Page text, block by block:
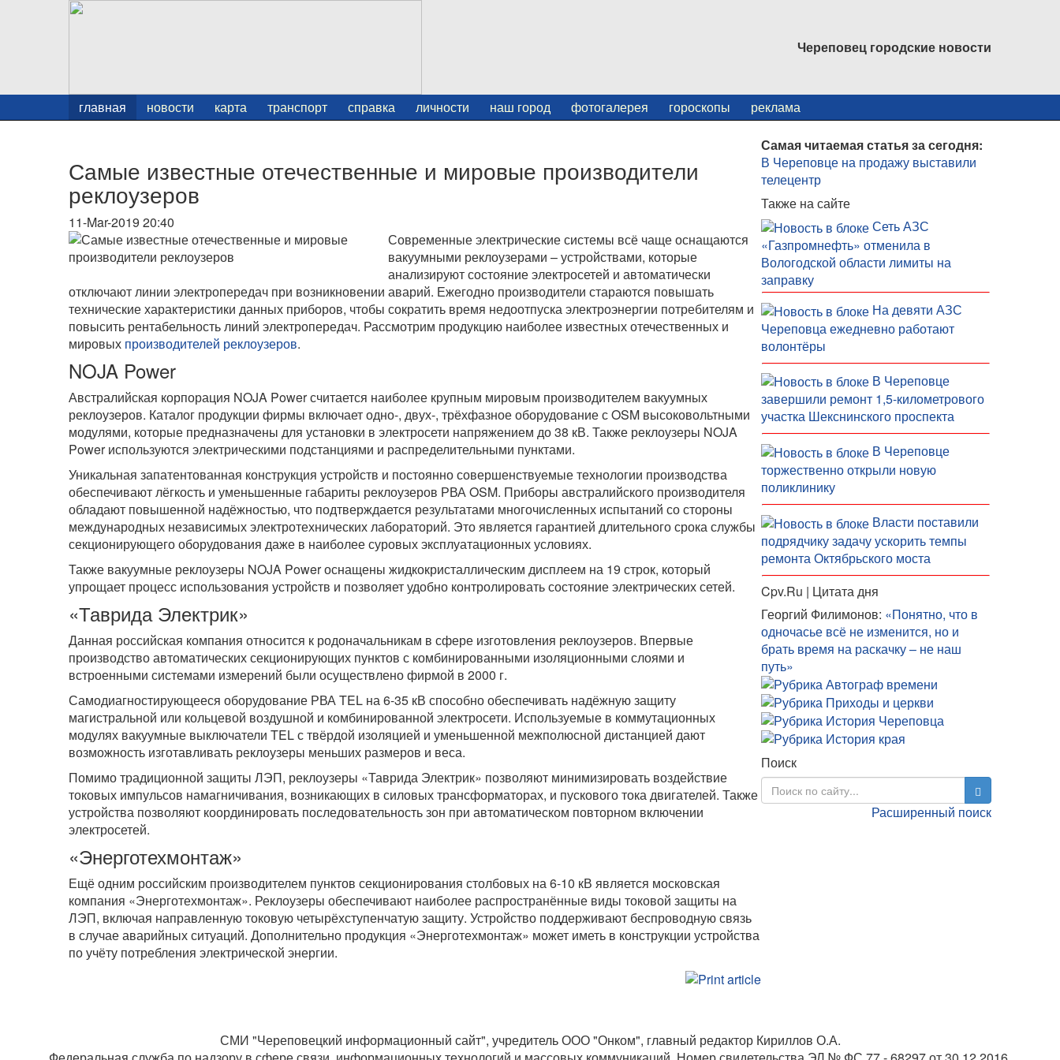
Череповец городские новости
главная новости карта транспорт справка личности наш город фотогалерея гороскопы реклама
Самые известные отечественные и мировые производители
реклоузеров
11-Mar-2019 20:40
Современные электрические системы всё чаще оснащаются
вакуумными реклоузерами – устройствами, которые
анализируют состояние электросетей и автоматически
отключают линии электропередач при возникновении аварий. Ежегодно производители стараются повышать
технические характеристики данных приборов, чтобы сократить время недоотпуска электроэнергии потребителям и
повысить рентабельность линий электропередач. Рассмотрим продукцию наиболее известных отечественных и
мировых производителей реклоузеров.
NOJA Power
Австралийская корпорация NOJA Power считается наиболее крупным мировым производителем вакуумных
реклоузеров. Каталог продукции фирмы включает одно-, двух-, трёхфазное оборудование с OSM высоковольтными
модулями, которые предназначены для установки в электросети напряжением до 38 кВ. Также реклоузеры NOJA
Power используются электрическими подстанциями и распределительными пунктами.
Уникальная запатентованная конструкция устройств и постоянно совершенствуемые технологии производства
обеспечивают лёгкость и уменьшенные габариты реклоузеров РВА OSM. Приборы австралийского производителя
обладают повышенной надёжностью, что подтверждается результатами многочисленных испытаний со стороны
международных независимых электротехнических лабораторий. Это является гарантией длительного срока службы
секционирующего оборудования даже в наиболее суровых эксплуатационных условиях.
Также вакуумные реклоузеры NOJA Power оснащены жидкокристаллическим дисплеем на 19 строк, который
упрощает процесс использования устройств и позволяет удобно контролировать состояние электрических сетей.
«Таврида Электрик»
Данная российская компания относится к родоначальникам в сфере изготовления реклоузеров. Впервые
производство автоматических секционирующих пунктов с комбинированными изоляционными слоями и
встроенными системами измерений были осуществлено фирмой в 2000 г.
Самодиагностирующееся оборудование РВА TEL на 6-35 кВ способно обеспечивать надёжную защиту
магистральной или кольцевой воздушной и комбинированной электросети. Используемые в коммутационных
модулях вакуумные выключатели TEL с твёрдой изоляцией и уменьшенной межполюсной дистанцией дают
возможность изготавливать реклоузеры меньших размеров и веса.
Помимо традиционной защиты ЛЭП, реклоузеры «Таврида Электрик» позволяют минимизировать воздействие
токовых импульсов намагничивания, возникающих в силовых трансформаторах, и пускового тока двигателей. Также
устройства позволяют координировать последовательность зон при автоматическом повторном включении
электросетей.
«Энерготехмонтаж»
Ещё одним российским производителем пунктов секционирования столбовых на 6-10 кВ является московская
компания «Энерготехмонтаж». Реклоузеры обеспечивают наиболее распространённые виды токовой защиты на
ЛЭП, включая направленную токовую четырёхступенчатую защиту. Устройство поддерживают беспроводную связь
в случае аварийных ситуаций. Дополнительно продукция «Энерготехмонтаж» может иметь в конструкции устройства
по учёту потребления электрической энергии.
Самая читаемая статья за сегодня:
В Череповце на продажу выставили
телецентр
Также на сайте
Сеть АЗС
«Газпромнефть» отменила в
Вологодской области лимиты на
заправку
На девяти АЗС
Череповца ежедневно работают
волонтёры
В Череповце
завершили ремонт 1,5-километрового
участка Шекснинского проспекта
В Череповце
торжественно открыли новую
поликлинику
Власти поставили
подрядчику задачу ускорить темпы
ремонта Октябрьского моста
Cpv.Ru | Цитата дня
Георгий Филимонов: «Понятно, что в
одночасье всё не изменится, но и
брать время на раскачку – не наш
путь»
Поиск
Расширенный поиск
СМИ "Череповецкий информационный сайт", учредитель ООО "Онком", главный редактор Кириллов О.А.